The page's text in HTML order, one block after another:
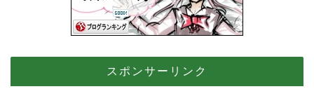
スポンサーリンク